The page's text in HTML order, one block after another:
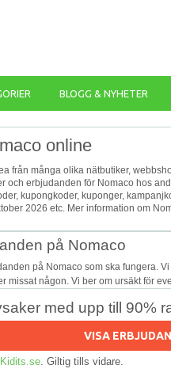
BLOGG & NYHETER
online
från många olika nätbutiker,
och erbjudanden för Nomaco hos
kupongkoder, kuponger,
2026 etc. Mer information om
på Nomaco
på Nomaco som ska fungera.
missat någon. Vi ber om ursäkt för
med upp till 90%
VISA
Kidits.se . Giltig tills vidare.